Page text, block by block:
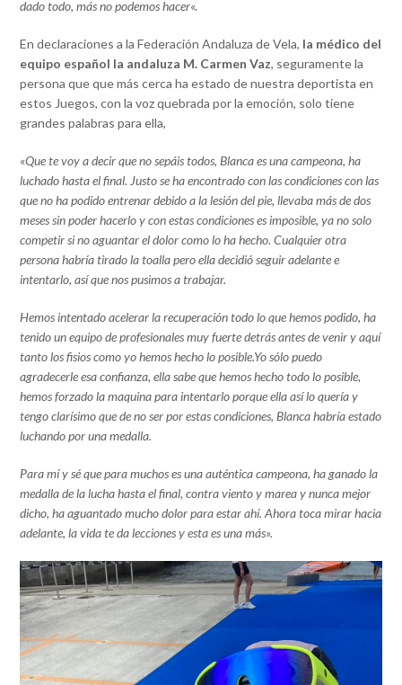
dado todo, más no podemos hacer«.
En declaraciones a la Federación Andaluza de Vela, la médico del
equipo español la andaluza M. Carmen Vaz, seguramente la
persona que que más cerca ha estado de nuestra deportista en
estos Juegos, con la voz quebrada por la emoción, solo tiene
grandes palabras para ella,
«Que te voy a decir que no sepáis todos, Blanca es una campeona, ha
luchado hasta el final. Justo se ha encontrado con las condiciones con las
que no ha podido entrenar debido a la lesión del pie, llevaba más de dos
meses sin poder hacerlo y con estas condiciones es imposible, ya no solo
competir si no aguantar el dolor como lo ha hecho. Cualquier otra
persona habría tirado la toalla pero ella decidió seguir adelante e
intentarlo, así que nos pusimos a trabajar.
Hemos intentado acelerar la recuperación todo lo que hemos podido, ha
tenido un equipo de profesionales muy fuerte detrás antes de venir y aquí
tanto los fisios como yo hemos hecho lo posible.Yo sólo puedo
agradecerle esa confianza, ella sabe que hemos hecho todo lo posible,
hemos forzado la maquina para intentarlo porque ella así lo quería y
tengo clarísimo que de no ser por estas condiciones, Blanca habría estado
luchando por una medalla.
Para mí y sé que para muchos es una auténtica campeona, ha ganado la
medalla de la lucha hasta el final, contra viento y marea y nunca mejor
dicho, ha aguantado mucho dolor para estar ahí. Ahora toca mirar hacia
adelante, la vida te da lecciones y esta es una más».